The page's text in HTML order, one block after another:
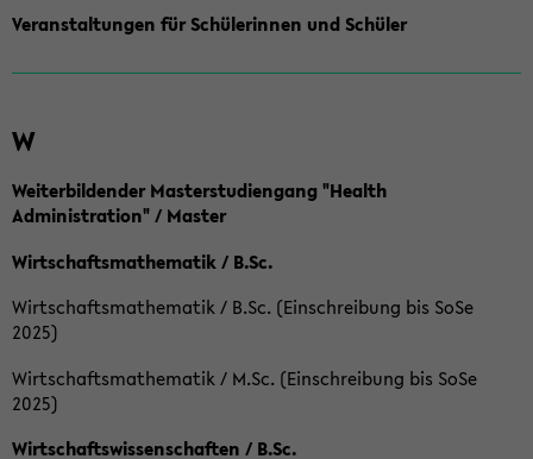
Veranstaltungen für Schülerinnen und Schüler
W
Weiterbildender Masterstudiengang "Health
Administration" / Master
Wirtschaftsmathematik / B.Sc.
Wirtschaftsmathematik / B.Sc. (Einschreibung bis SoSe
2025)
Wirtschaftsmathematik / M.Sc. (Einschreibung bis SoSe
2025)
Wirtschaftswissenschaften / B.Sc.